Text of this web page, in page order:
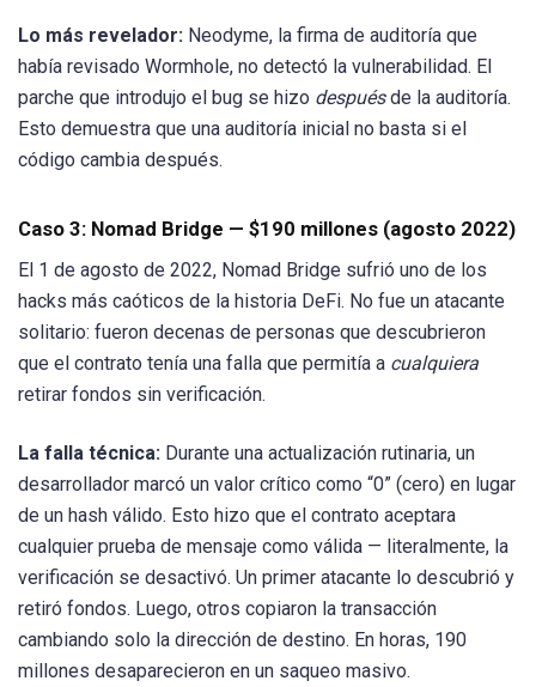
Lo más revelador: Neodyme, la firma de auditoría que
había revisado Wormhole, no detectó la vulnerabilidad. El
parche que introdujo el bug se hizo despuésde la auditoría.
Esto demuestra que una auditoría inicial no basta si el
código cambia después.
Caso 3: Nomad Bridge — $190 millones (agosto 2022)
El 1 de agosto de 2022, Nomad Bridge sufrió uno de los
hacks más caóticos de la historia DeFi. No fue un atacante
solitario: fueron decenas de personas que descubrieron
que el contrato tenía una falla que permitía a cualquiera
retirar fondos sin verificación.
La falla técnica: Durante una actualización rutinaria, un
desarrollador marcó un valor crítico como “0” (cero) en lugar
de un hash válido. Esto hizo que el contrato aceptara
cualquier prueba de mensaje como válida — literalmente, la
verificación se desactivó. Un primer atacante lo descubrió y
retiró fondos. Luego, otros copiaron la transacción
cambiando solo la dirección de destino. En horas, 190
millones desaparecieron en un saqueo masivo.